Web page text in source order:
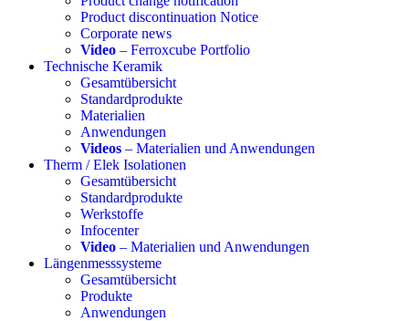
Product discontinuation Notice
Corporate news
Video – Ferroxcube Portfolio
Technische Keramik
Gesamtübersicht
Standardprodukte
Materialien
Anwendungen
Videos – Materialien und Anwendungen
Therm / Elek Isolationen
Gesamtübersicht
Standardprodukte
Werkstoffe
Infocenter
Video – Materialien und Anwendungen
Längenmesssysteme
Gesamtübersicht
Produkte
Anwendungen